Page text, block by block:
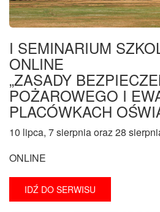
I SEMINARIUM
ONLINE
„ZASADY
POŻAROWEGO I
PLACÓWKACH
10 lipca, 7 sierpnia oraz 28
ONLINE
IDŹ DO SERWISU